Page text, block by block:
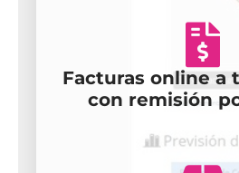
Facturas online a
con remisión